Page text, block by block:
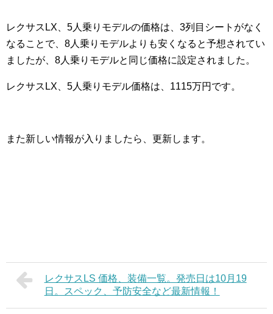
レクサスLX、5人乗りモデルの価格は、3列目シートがなく
なることで、8人乗りモデルよりも安くなると予想されてい
ましたが、8人乗りモデルと同じ価格に設定されました。
レクサスLX、5人乗りモデル価格は、1115万円です。
また新しい情報が入りましたら、更新します。
レクサスLS 価格、装備一覧。発売日は10月19
日。スペック、予防安全など最新情報！